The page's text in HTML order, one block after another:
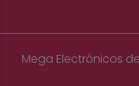
Mega Electrónicos